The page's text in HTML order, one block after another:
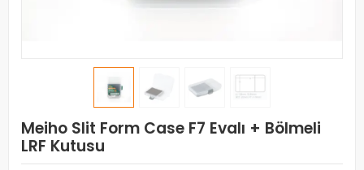
Meiho Slit Form Case F7 Evalı + Bölmeli
LRF Kutusu